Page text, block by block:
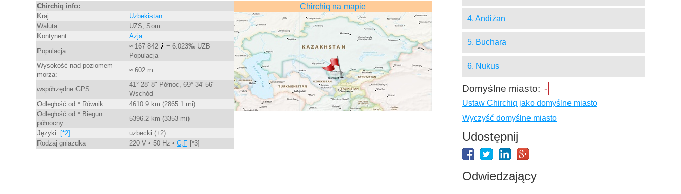
Chirchiq info:
Kraj:
Uzbekistan
Waluta:
UZS, Som
Kontynent:
Azja
Populacja:
≈ 167 842
= 6.023‰ UZB
Populacja
Wysokość nad poziomem
morza:
≈ 602 m
współrzędne GPS
41° 28' 8" Północ, 69° 34' 56"
Wschód
Odległość od * Równik:
4610.9 km (2865.1 mi)
Odległość od * Biegun
północny:
5396.2 km (3353 mi)
Języki: [*2]
uzbecki (+2)
Rodzaj gniazdka
220 V • 50 Hz • C,F [*3]
Chirchiq na mapie
4. Andiżan
5. Buchara
6. Nukus
Domyślne miasto: -
Ustaw Chirchiq jako domyślne miasto
Wyczyść domyślne miasto
Udostępnij
Odwiedzający